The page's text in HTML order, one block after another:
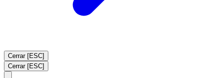
Cerrar [ESC]
Cerrar [ESC]